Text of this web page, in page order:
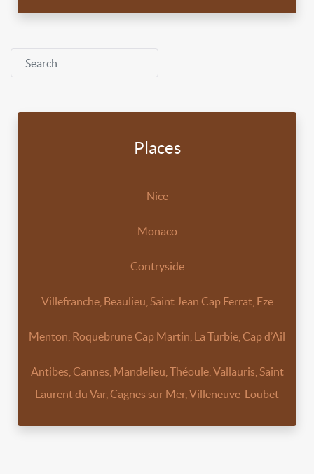
Search
Places
Nice
Monaco
Contryside
Villefranche, Beaulieu, Saint Jean Cap Ferrat, Eze
Menton, Roquebrune Cap Martin, La Turbie, Cap d’Ail
Antibes, Cannes, Mandelieu, Théoule, Vallauris, Saint
Laurent du Var, Cagnes sur Mer, Villeneuve-Loubet